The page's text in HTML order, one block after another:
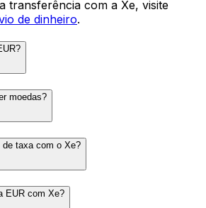
transferência com a Xe, visite
de dinheiro.
moedas?
de taxa com o Xe?
EUR com Xe?